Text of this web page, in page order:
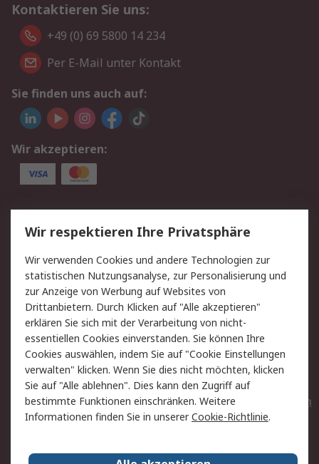
Kontaktieren Sie uns:
+49 (0) 69 5800 14 234
Per E-Mail unter Kontakt
Sie finden uns auch auf:
Wir akzeptieren:
Service
Value Added Services
Lieferlösungen
Rücksendungen
Kontakt
Hilfe
Privatkunden
Rechtliches
AGB
Datenschutz
Cookie-Richtlinie
Zahlungsbedingungen
Copyright/Impressum
Entsorgung
Elektrogeräte/Batterien
Wir respektieren Ihre Privatsphäre
Wir verwenden Cookies und andere Technologien zur
statistischen Nutzungsanalyse, zur Personalisierung und
zur Anzeige von Werbung auf Websites von
Drittanbietern. Durch Klicken auf "Alle akzeptieren"
erklären Sie sich mit der Verarbeitung von nicht-
essentiellen Cookies einverstanden. Sie können Ihre
Cookies auswählen, indem Sie auf "Cookie Einstellungen
verwalten" klicken. Wenn Sie dies nicht möchten, klicken
Sie auf "Alle ablehnen". Dies kann den Zugriff auf
bestimmte Funktionen einschränken. Weitere
Informationen finden Sie in unsererCookie-Richtlinie.